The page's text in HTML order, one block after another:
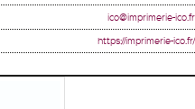
ico@imprimerie-ico.fr
https://imprimerie-ico.fr/